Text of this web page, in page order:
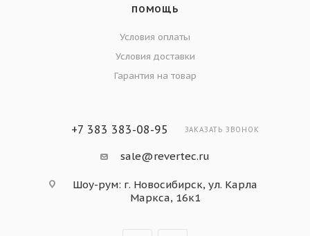
ПОМОЩЬ
Условия оплаты
Условия доставки
Гарантия на товар
+7 383 383-08-95 ЗАКАЗАТЬ ЗВОНОК
sale@revertec.ru
Шоу-рум: г. Новосибирск, ул. Карла
Маркса, 16к1